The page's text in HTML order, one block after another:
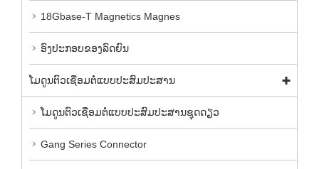
18Gbase-T Magnetics Magnes
ອົງປະກອບຂອງລົດຍົນ
ໂມດູນຕົວເຊື່ອມຕໍ່ແບບປະສົມປະສານ
ໂມດູນຕົວເຊື່ອມຕໍ່ແບບປະສົມປະສານຊຸດດຽວ
Gang Series Connector